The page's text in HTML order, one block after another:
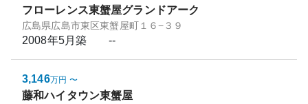
フローレンス東蟹屋グランドアーク
広島県広島市東区東蟹屋町１６−３９
2008年5月築 --
3,146万円 〜
藤和ハイタウン東蟹屋